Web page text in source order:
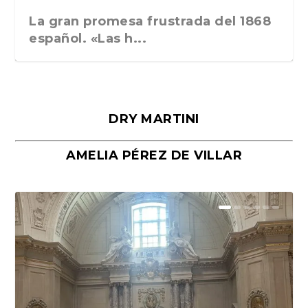
La gran promesa frustrada del 1868
español. «Las h...
Málaga, verso en azul, de Rafael
Porras y Salvador...
«La cocina hebrea. Alimentación
del pueblo judío e...
DRY MARTINI
AMELIA PÉREZ DE VILLAR